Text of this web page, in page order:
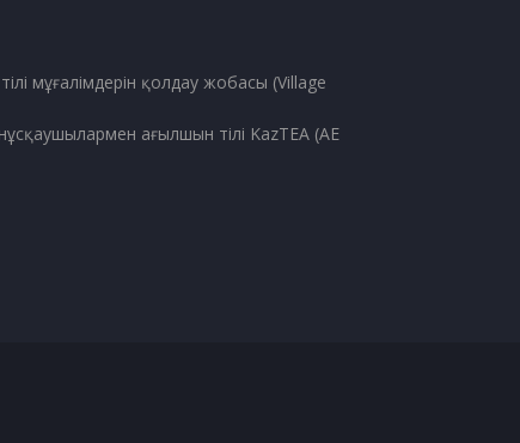
мұғалімдерін қолдау жобасы (Village
ағылшын тілі KazTEA (AE